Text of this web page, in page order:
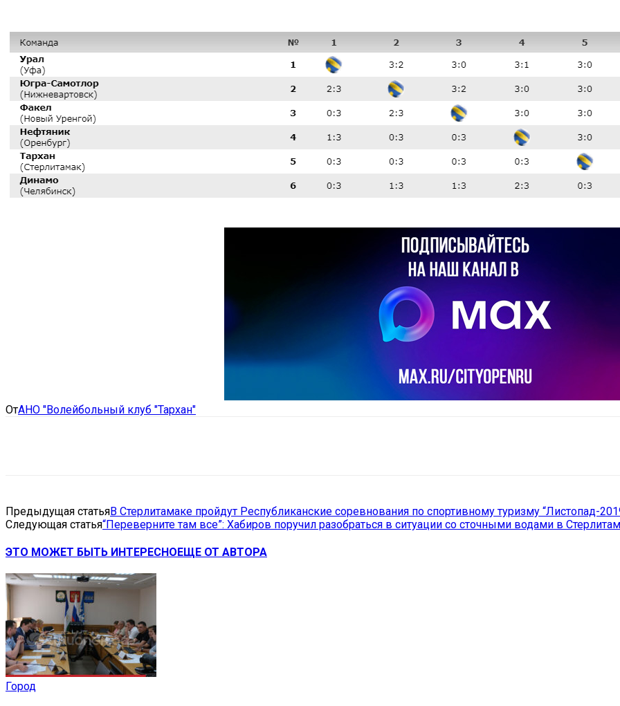
ОтАНО "Волейбольный клуб "Тархан"
Предыдущая статьяВ Стерлитамаке пройдут Республиканские соревнования по спортивному туризму “Листопад-
Следующая статья“Переверните там все”: Хабиров поручил разобраться в ситуации со сточными водами в
ЭТО МОЖЕТ БЫТЬ ИНТЕРЕСНОЕЩЕ ОТ АВТОРА
Город